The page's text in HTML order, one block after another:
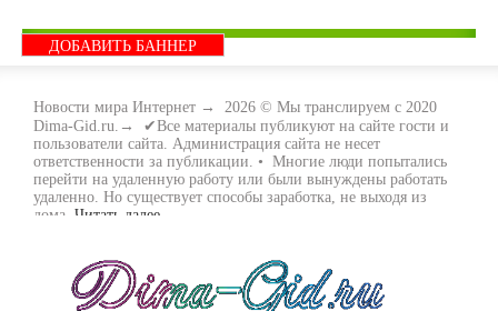
ДОБАВИТЬ БАННЕР
Новости мира Интернет → 2026 © Мы транслируем с 2020
Dima-Gid.ru.→ ✔Все материалы публикуют на сайте гости и
пользователи сайта. Администрация сайта не несет
ответственности за публикации. • Многие люди попытались
перейти на удаленную работу или были вынуждены работать
удаленно. Но существует способы заработка, не выходя из
дома. Читать далее...
много. Все зависит только от вас, чем вы хотите заняться и, что
вам придётся по душе. Наш сайт собирает для вас всю
полезную информацию и новые виды заработка которые